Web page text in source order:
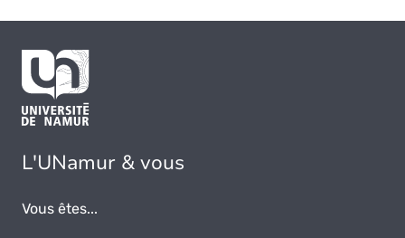
L'UNamur & vous
Vous êtes...